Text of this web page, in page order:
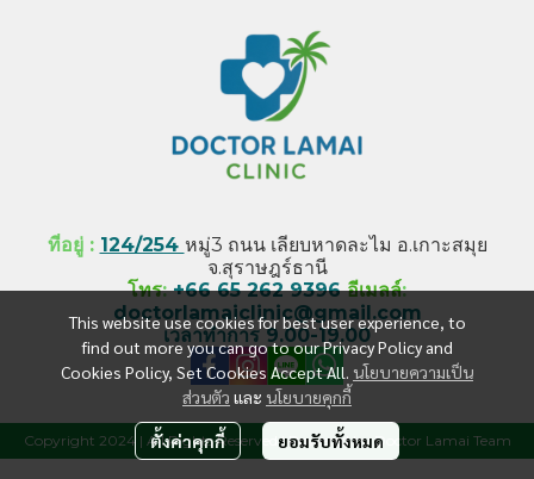
This website use cookies for best user experience, to
find out more you can go to our Privacy Policy and
Cookies Policy, Set Cookies Accept All. นโยบายความเป็น
ส่วนตัว และ นโยบายคุกกี้
ตั้งค่าคุกกี้ ยอมรับทั้งหมด
ที่อยู่ : 124/254 หมู่3 ถนน เลียบหาดละไม อ.เกาะสมุย
จ.สุราษฎร์ธานี
โทร: +66 65 262 9396 อีเมลล์:
doctorlamaiclinic@gmail.com
เวลาทำการ 9.00-19.00
Copyright 2024 | All Rights Reserved | Powered by Doctor Lamai Team